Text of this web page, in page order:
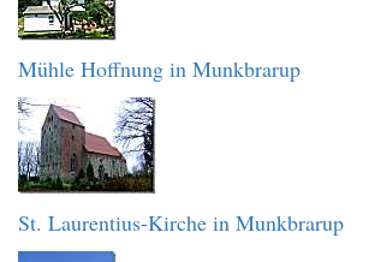
Mühle Hoffnung in Munkbrarup
St. Laurentius-Kirche in Munkbrarup